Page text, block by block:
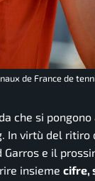
de France de
che si
virtù del ritiro
e il
insieme cifre,